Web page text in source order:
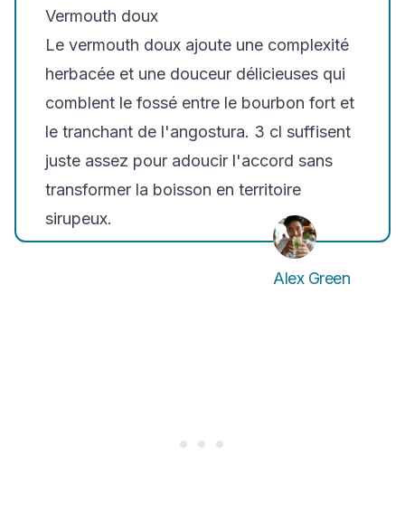
Vermouth doux
Le vermouth doux ajoute une complexité
herbacée et une douceur délicieuses qui
comblent le fossé entre le bourbon fort et
le tranchant de l'angostura. 3 cl suffisent
juste assez pour adoucir l'accord sans
transformer la boisson en territoire
sirupeux.
Alex Green